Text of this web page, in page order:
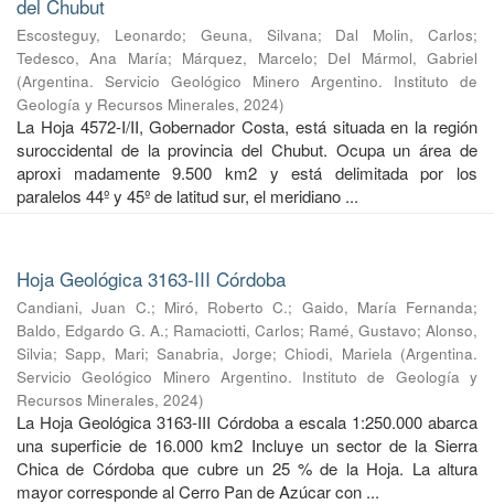
del Chubut
Escosteguy, Leonardo; Geuna, Silvana; Dal Molin, Carlos;
Tedesco, Ana María; Márquez, Marcelo; Del Mármol, Gabriel
(Argentina. Servicio Geológico Minero Argentino. Instituto de
Geología y Recursos Minerales, 2024)
La Hoja 4572-I/II, Gobernador Costa, está situada en la región
suroccidental de la provincia del Chubut. Ocupa un área de
aproxi madamente 9.500 km2 y está delimitada por los
paralelos 44º y 45º de latitud sur, el meridiano ...
Hoja Geológica 3163-III Córdoba
Candiani, Juan C.; Miró, Roberto C.; Gaido, María Fernanda;
Baldo, Edgardo G. A.; Ramaciotti, Carlos; Ramé, Gustavo; Alonso,
Silvia;Sapp, Mari;Sanabria, Jorge;Chiodi, Mariela (Argentina.
Servicio Geológico Minero Argentino. Instituto de Geología y
Recursos Minerales, 2024)
La Hoja Geológica 3163-III Córdoba a escala 1:250.000 abarca
una superficie de 16.000 km2 Incluye un sector de la Sierra
Chica de Córdoba que cubre un 25 % de la Hoja. La altura
mayor corresponde al Cerro Pan de Azúcar con ...